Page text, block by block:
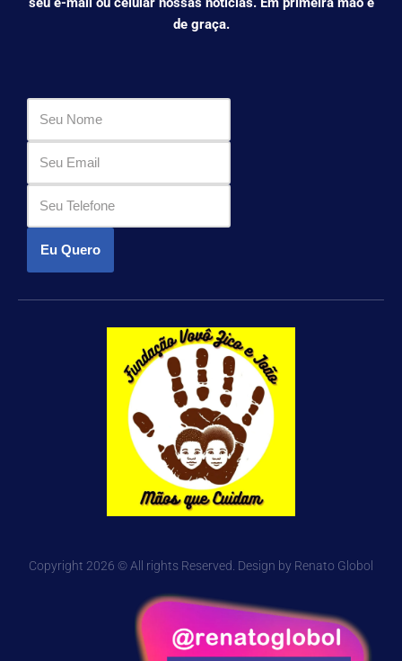
de graça.
Eu Quero
Copyright 2026 © All rights Reserved. Design by Renato Globol